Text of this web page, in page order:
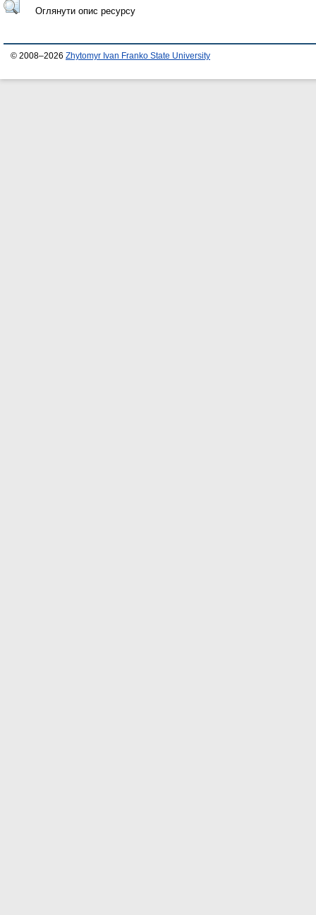
Оглянути опис ресурсу
© 2008–2026 Zhytomyr Ivan Franko State University